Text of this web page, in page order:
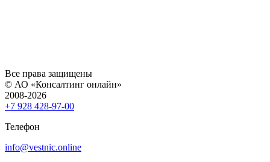
Все права защищены
© АО «Консалтинг онлайн»
2008-2026
+7 928 428-97-00
Телефон
info@vestnic.online